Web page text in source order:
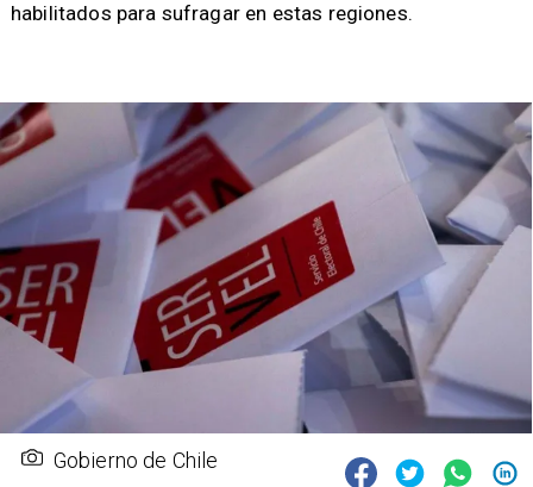
habilitados para sufragar en estas regiones.
Gobierno de Chile